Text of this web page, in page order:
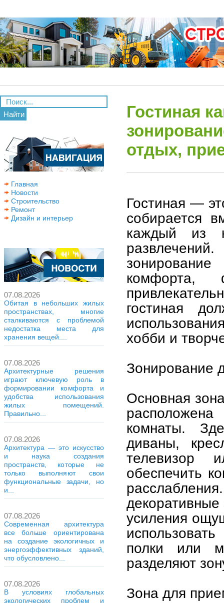
Найти
Главная
Новости
Строительство
Ремонт
Дизайн и интерьер
07.08.2026
Обитая в небольших жилых
пространствах, многие
сталкиваются с проблемой
недостатка места для
хранения вещей....
07.08.2026
Архитектурные решения
играют ключевую роль в
формировании комфорта и
удобства использования
жилых помещений.
Правильно...
07.08.2026
Архитектура — это искусство
и наука создания
пространств, которые не
только выполняют свои
функциональные задачи, но
и...
07.08.2026
Современная архитектура
все больше ориентирована
на создание экологичных и
энергоэффективных зданий,
что обусловлено...
07.08.2026
В условиях глобальных
экологических проблем и
Гостиная
отдых,
Гостиная —
собирается
каждый из
комфорта,
гостиная
хобби и
Зонирование
Основная
комнаты.
диваны,
телевизор
обеспечить
усиления
полки или
разделяют
Зона для